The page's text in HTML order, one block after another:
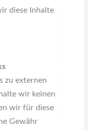
diese Inhalte
zu externen
wir keinen
wir für diese
Gewähr